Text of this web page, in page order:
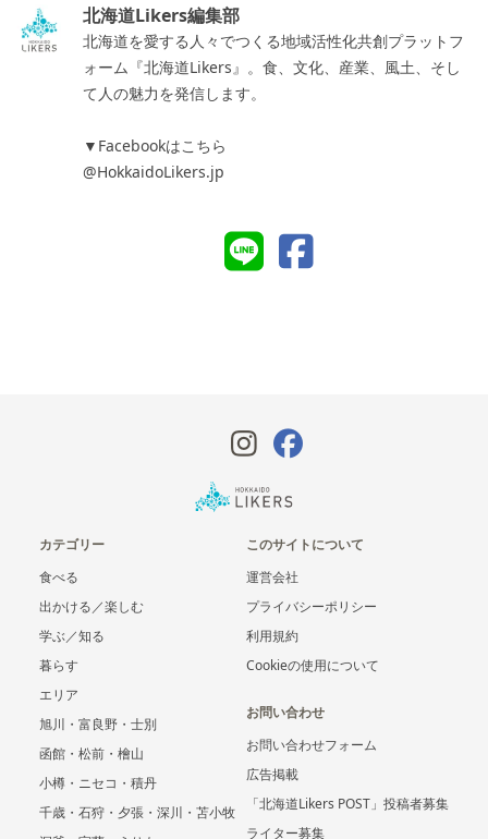
北海道Likers編集部
北海道を愛する人々でつくる地域活性化共創プラットフ
ォーム『北海道Likers』。食、文化、産業、風土、そし
て人の魅力を発信します。
▼Facebookはこちら
@HokkaidoLikers.jp
カテゴリー
食べる
出かける／楽しむ
学ぶ／知る
暮らす
エリア
旭川・富良野・士別
函館・松前・檜山
小樽・ニセコ・積丹
千歳・石狩・夕張・深川・苫小牧
このサイトについて
運営会社
プライバシーポリシー
利用規約
Cookieの使用について
お問い合わせ
お問い合わせフォーム
広告掲載
「北海道Likers POST」投稿者募集
ライター募集